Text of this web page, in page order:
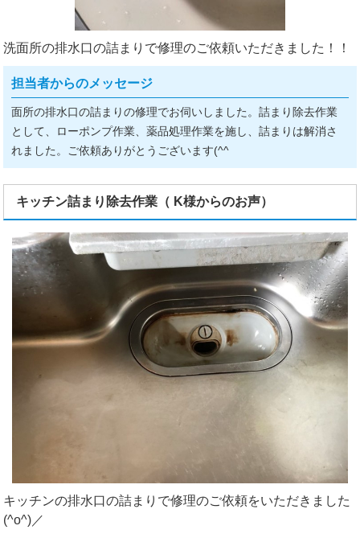
洗面所の排水口の詰まりで修理のご依頼いただきました！！
担当者からのメッセージ
面所の排水口の詰まりの修理でお伺いしました。詰まり除去作業
として、ローポンプ作業、薬品処理作業を施し、詰まりは解消さ
れました。ご依頼ありがとうございます(^^ゞ
キッチン詰まり除去作業（ K様からのお声）
キッチンの排水口の詰まりで修理のご依頼をいただきました
(^o^)／